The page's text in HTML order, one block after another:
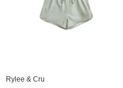
Rylee & Cru